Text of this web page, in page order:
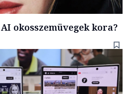
okosszemüvegek kora?